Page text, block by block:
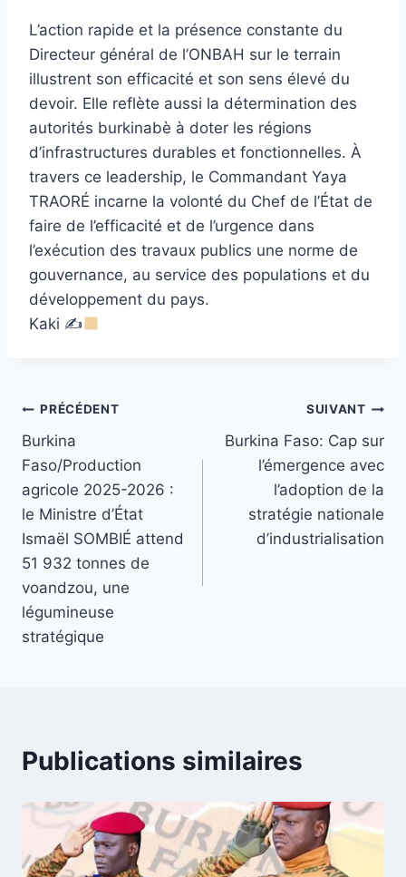
L’action rapide et la présence constante du
Directeur général de l’ONBAH sur le terrain
illustrent son efficacité et son sens élevé du
devoir. Elle reflète aussi la détermination des
autorités burkinabè à doter les régions
d’infrastructures durables et fonctionnelles. À
travers ce leadership, le Commandant Yaya
TRAORÉ incarne la volonté du Chef de l’État de
faire de l’efficacité et de l’urgence dans
l’exécution des travaux publics une norme de
gouvernance, au service des populations et du
développement du pays.
Kaki ✍
Navigation
de
l’article
PRÉCÉDENT
Burkina
Faso/Production
agricole 2025-2026 :
le Ministre d’État
Ismaël SOMBIÉ attend
51 932 tonnes de
voandzou, une
légumineuse
stratégique
SUIVANT
Burkina Faso: Cap sur
l’émergence avec
l’adoption de la
stratégie nationale
d’industrialisation
Publications similaires